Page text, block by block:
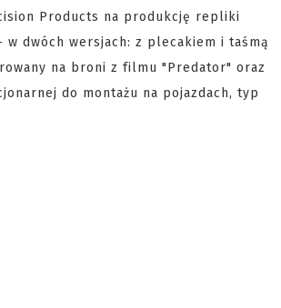
Products na produkcję repliki
w dwóch wersjach: z plecakiem i taśmą
na broni z filmu "Predator" oraz
do montażu na pojazdach, typ